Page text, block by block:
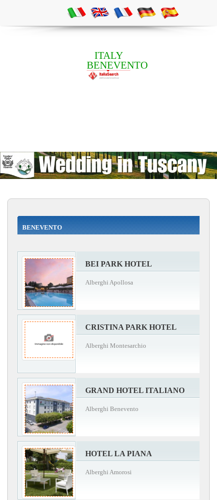
ITALY
BENEVENTO
BENEVENTO
BEI PARK HOTEL
Alberghi Apollosa
CRISTINA PARK HOTEL
Alberghi Montesarchio
GRAND HOTEL ITALIANO
Alberghi Benevento
HOTEL LA PIANA
Alberghi Amorosi